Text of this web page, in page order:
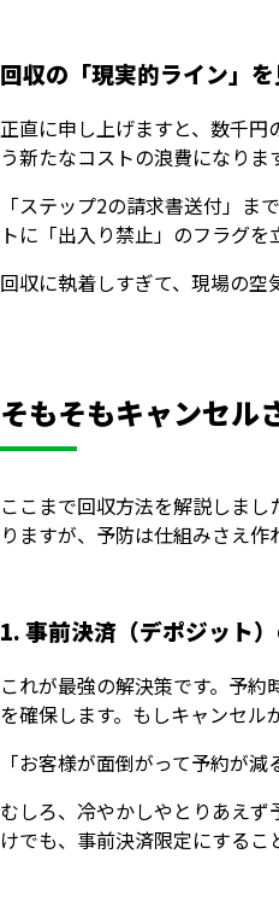
回収の「現実的ライン」
正直に申し上げますと、数千
う新たなコストの浪費になりま
「ステップ2の請求書送付」
トに「出入り禁止」のフラグ
回収に執着しすぎて、現場の
そもそもキャンセル
ここまで回収方法を解説しま
りますが、予防は仕組みさえ作
1. 事前決済（デポジット
これが最強の解決策です。予
を確保します。もしキャンセ
「お客様が面倒がって予約が
むしろ、冷やかしやとりあえ
けでも、事前決済限定にするこ